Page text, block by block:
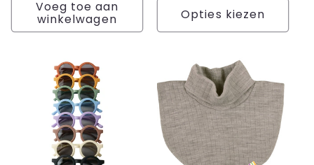
Voeg toe aan
winkelwagen Opties kiezen